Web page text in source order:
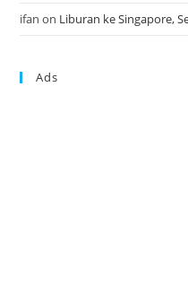
ifan on Liburan ke Singapore,
Ads